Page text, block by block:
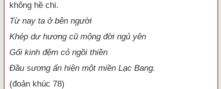
không hề chi.
Từ nay ta ở bên người
Khép dư hương cũ mộng đời ngủ yên
Gối kinh đệm cỏ ngồi thiền
Đầu sương ẩn hiện một miền Lạc Bang.
(đoản khúc 78)